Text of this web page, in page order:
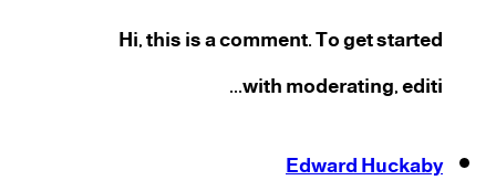
Hi, this is a comment. To get started
with moderating, editi...
Edward Huckaby